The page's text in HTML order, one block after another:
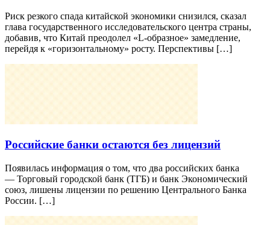
Риск резкого спада китайской экономики снизился, сказал
глава государственного исследовательского центра страны,
добавив, что Китай преодолел «L-образное» замедление,
перейдя к «горизонтальному» росту. Перспективы […]
Российские банки остаются без лицензий
Появилась информация о том, что два российских банка
— Торговый городской банк (ТГБ) и банк Экономический
союз, лишены лицензии по решению Центрального Банка
России. […]